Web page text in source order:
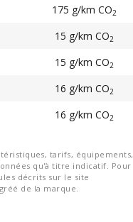
175 g/km CO2
15 g/km CO2
15 g/km CO2
16 g/km CO2
16 g/km CO2
tarifs, équipements,
qu'à titre indicatif. Pour
décrits sur le site
de la marque.